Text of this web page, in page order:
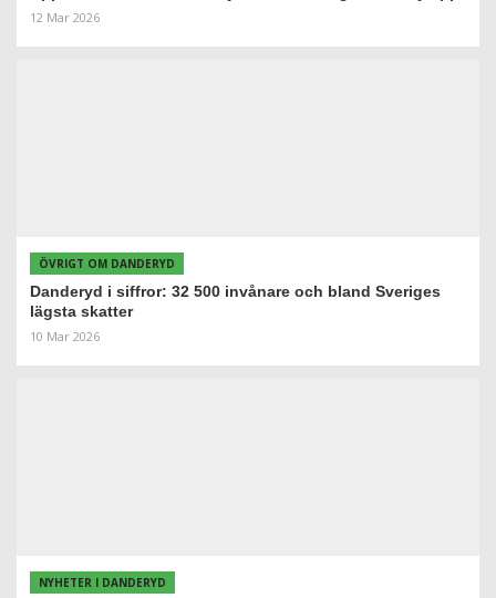
12 Mar 2026
ÖVRIGT OM DANDERYD
Danderyd i siffror: 32 500 invånare och bland Sveriges
lägsta skatter
10 Mar 2026
NYHETER I DANDERYD